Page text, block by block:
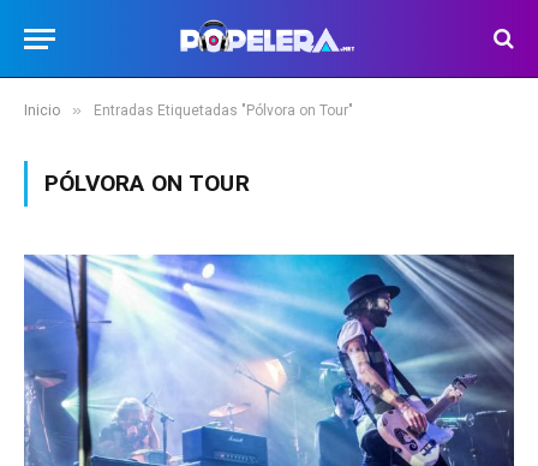
Inicio » Entradas Etiquetadas "Pólvora on Tour"
PÓLVORA ON TOUR